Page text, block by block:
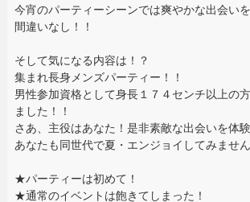
今宵のパーティーシーンでは爽やかな出会い
間違いなし！！
そして気になる内容は！？
集まれ長身メンズパーティー！！
男性参加資格として身長１７４センチ以上の
ました！！
さあ、主役はあなた！是非素敵な出会いを体
あなたも同世代で夏・エンジョイしてみませ
★パーティーは初めて！
★通常のイベントは飽きてしまった！